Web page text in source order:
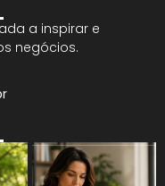
a inspirar e
negócios.